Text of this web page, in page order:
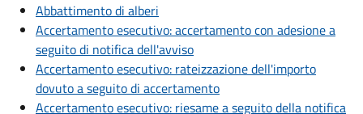
Abbattimento di alberi
Accertamento esecutivo: accertamento con adesione a
seguito di notifica dell'avviso
Accertamento esecutivo: rateizzazione dell'importo
dovuto a seguito di accertamento
Accertamento esecutivo: riesame a seguito della notifica